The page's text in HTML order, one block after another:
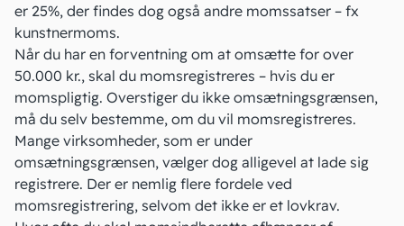
er 25%, der findes dog også andre momssatser – fx
kunstnermoms.
Når du har en forventning om at omsætte for over
50.000 kr., skal du momsregistreres – hvis du er
momspligtig. Overstiger du ikke omsætningsgrænsen,
må du selv bestemme, om du vil momsregistreres.
Mange virksomheder, som er under
omsætningsgrænsen, vælger dog alligevel at lade sig
registrere. Der er nemlig flere fordele ved
momsregistrering, selvom det ikke er et lovkrav.